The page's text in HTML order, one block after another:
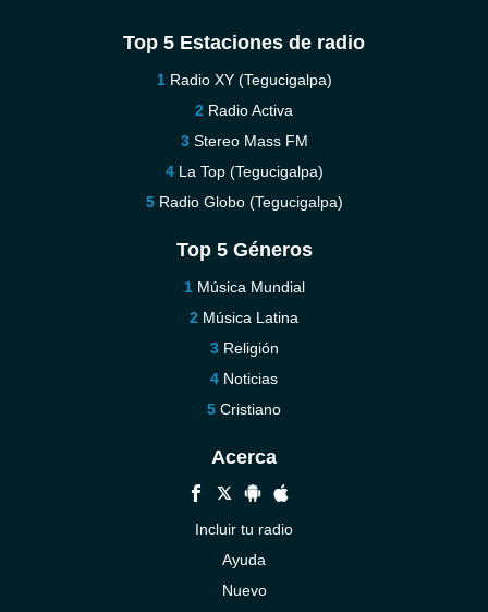
Top 5 Estaciones de radio
Radio XY (Tegucigalpa)
Radio Activa
Stereo Mass FM
La Top (Tegucigalpa)
Radio Globo (Tegucigalpa)
Top 5 Géneros
Música Mundial
Música Latina
Religión
Noticias
Cristiano
Acerca
Incluir tu radio
Ayuda
Nuevo